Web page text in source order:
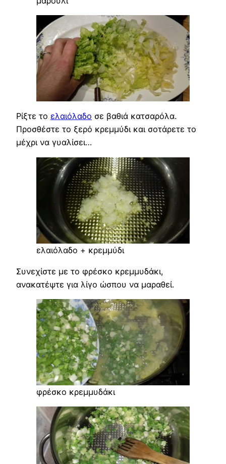
Ρίξτε το ελαιόλαδο σε βαθιά κατσαρόλα.
Προσθέστε το ξερό κρεμμύδι και σοτάρετε το
μέχρι να γυαλίσει…
ελαιόλαδο + κρεμμύδι
Συνεχίστε με το φρέσκο κρεμμυδάκι,
ανακατέψτε για λίγο ώσπου να μαραθεί.
φρέσκο κρεμμυδάκι